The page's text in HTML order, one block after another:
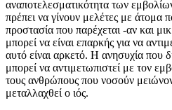
αναποτελεσματικότητα των
πρέπει να γίνουν μελέτες με άτομα
προστασία που παρέχεται -αν και
μπορεί να είναι επαρκής για να
αυτό είναι αρκετό. Η ανησυχία που
μπορεί να αντιμετωπιστεί με τον
τους ανθρώπους που νοσούν
μεταλλαχθεί ο ιός.